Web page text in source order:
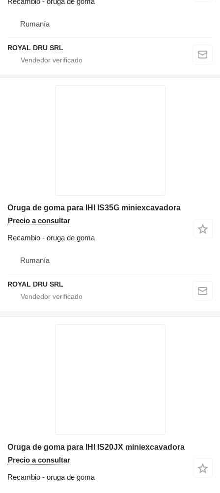
Rumanía
ROYAL DRU SRL
Oruga de goma para IHI IS35G miniexcavadora
Precio a consultar
Recambio - oruga de goma
Rumanía
ROYAL DRU SRL
Oruga de goma para IHI IS20JX miniexcavadora
Precio a consultar
Recambio - oruga de goma